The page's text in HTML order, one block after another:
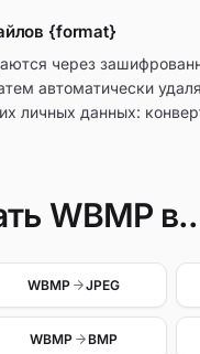
{format}
через
автоматически
личных данных:
WBMP
WBMP JPEG
WBMP BMP